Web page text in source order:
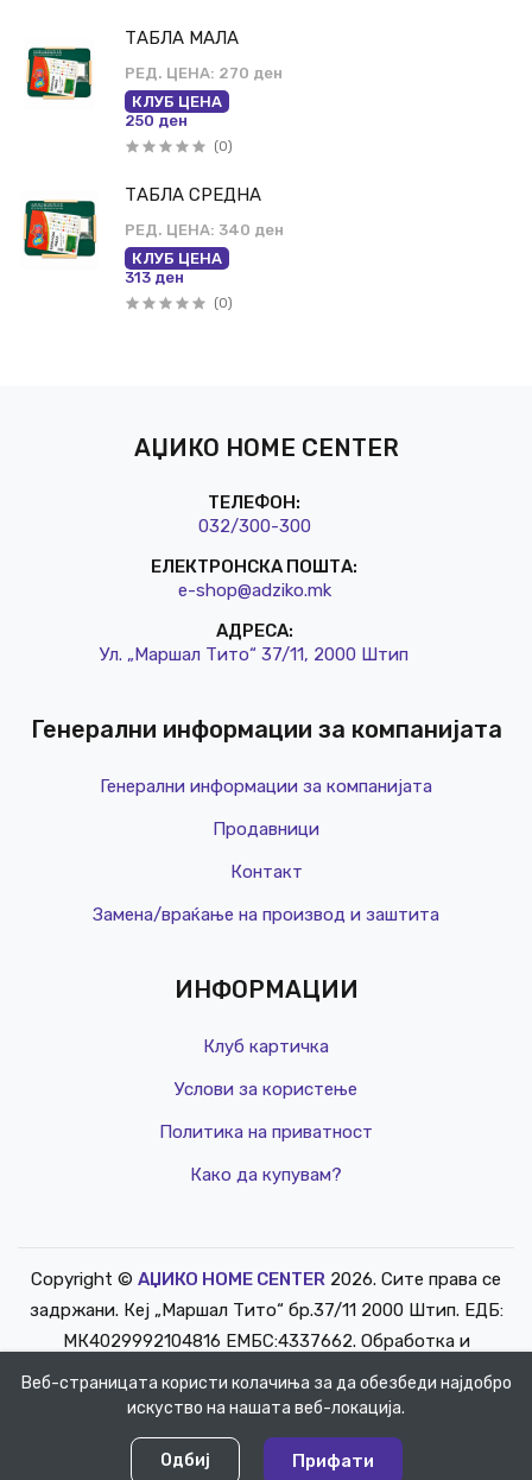
0
ТАБЛА МАЛА
РЕД. ЦЕНА: 270 ден
КЛУБ ЦЕНА
250 ден
(0)
ТАБЛА СРЕДНА
РЕД. ЦЕНА: 340 ден
КЛУБ ЦЕНА
313 ден
(0)
АЏИКО HOME CENTER
ТЕЛЕФОН:
032/300-300
ЕЛЕКТРОНСКА ПОШТА:
e-shop@adziko.mk
АДРЕСА:
Ул. „Маршал Тито“ 37/11, 2000 Штип
Генерални информации за компанијата
Генерални информации за компанијата
Продавници
Контакт
Замена/враќање на производ и заштита
ИНФОРМАЦИИ
Клуб картичка
Услови за користење
Политика на приватност
Како да купувам?
Copyright © АЏИКО HOME CENTER 2026. Сите права се
задржани. Кеј „Маршал Тито“ бр.37/11 2000 Штип. ЕДБ:
МК4029992104816 ЕМБС:4337662. Обработка и
info@mediasoft.mk.
РЕД.
КЛУБ
2,199
Веб-страницата користи колачиња за да обезбеди најдобро
искуство на нашата веб-локација.
Одбиј Прифати